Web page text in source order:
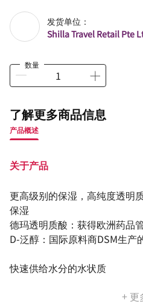
发货单位：
Shilla Travel Retail Pte
数量
了解更多商品信息
产品概述
关于产品
更高级别的保湿，高纯度透明
保湿
德玛透明质酸：获得欧洲药品
D-泛醇：国际原料商DSM生产
快速供给水分的水状质
+ 更